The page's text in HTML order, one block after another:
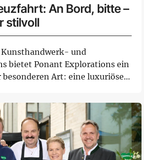
An Bord, bitte –
stilvoll
und
bietet Ponant Explorations ein
besonderen Art: eine luxuriöse